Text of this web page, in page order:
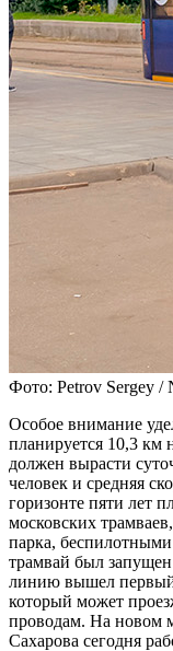
Фото: Petrov Sergey /
Особое внимание
планируется 10,3
должен вырасти
человек и средняя
горизонте пяти лет
московских
парка,
трамвай был запущен
линию вышел
который может
проводам. На новом
Сахарова сегодня